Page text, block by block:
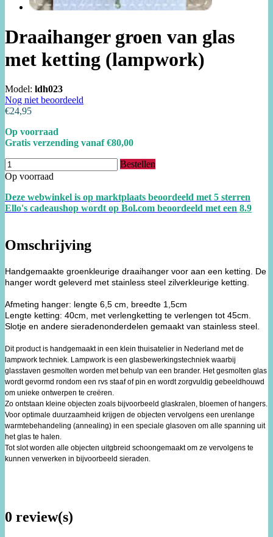
Draaihanger groen van glas
met ketting (lampwork)
Model: ldh023
Nog niet beoordeeld
€24,95
Op voorraad
Gratis verzending vanaf €80,00
Bestellen
Op voorraad
Deze webwinkel is op marktplaats beoordeeld met 5 sterren
Ello's cadeaushop wordt op Bol.com beoordeeld met een 8.9
Omschrijving
Handgemaakte groenkleurige draaihanger voor aan een ketting. De
hanger wordt geleverd met stainless steel zilverkleurige ketting.
Afmeting hanger: lengte 6,5 cm, breedte 1,5cm
Lengte ketting: 40cm, met verlengketting te verlengen tot 45cm.
Slotje en andere sieradenonderdelen gemaakt van stainless steel.
Dit product is handgemaakt in een klein thuisatelier in Nederland met de
lampwork techniek. Lampwork is een glasbewerkingstechniek waarbij
glasstaven gesmolten worden met behulp van een brander. Het gesmolten glas
wordt gevormd rondom een rvs staaf of pin en wordt zorgvuldig gebeeldhouwd
om unieke ontwerpen te creëren.
Zo ontstaan kleine objecten zoals bijvoorbeeld glaskralen, bloemen of hangers.
Voor optimale duurzaamheid krijgen de objecten vervolgens een urenlange
warmtebehandeling (annealing) in een speciale glasoven om alle spanning uit
het glas te halen.
Tot slot worden alle objecten uitgbreid schoongemaakt om ze vervolgens te
kunnen verwerken in bijvoorbeeld sieraden.
0 review(s)